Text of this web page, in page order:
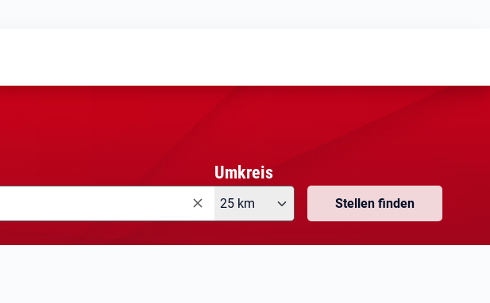
Umkreis
25 km Stellen finden